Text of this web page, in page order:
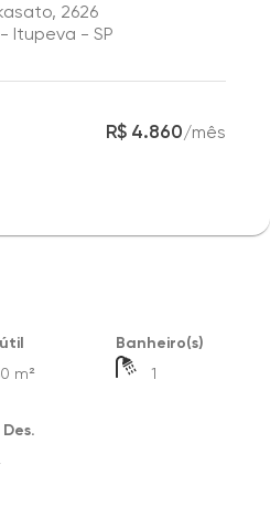
2626
Itupeva - SP
R$ 4.860/mês
m²
Banheiro(s)
1